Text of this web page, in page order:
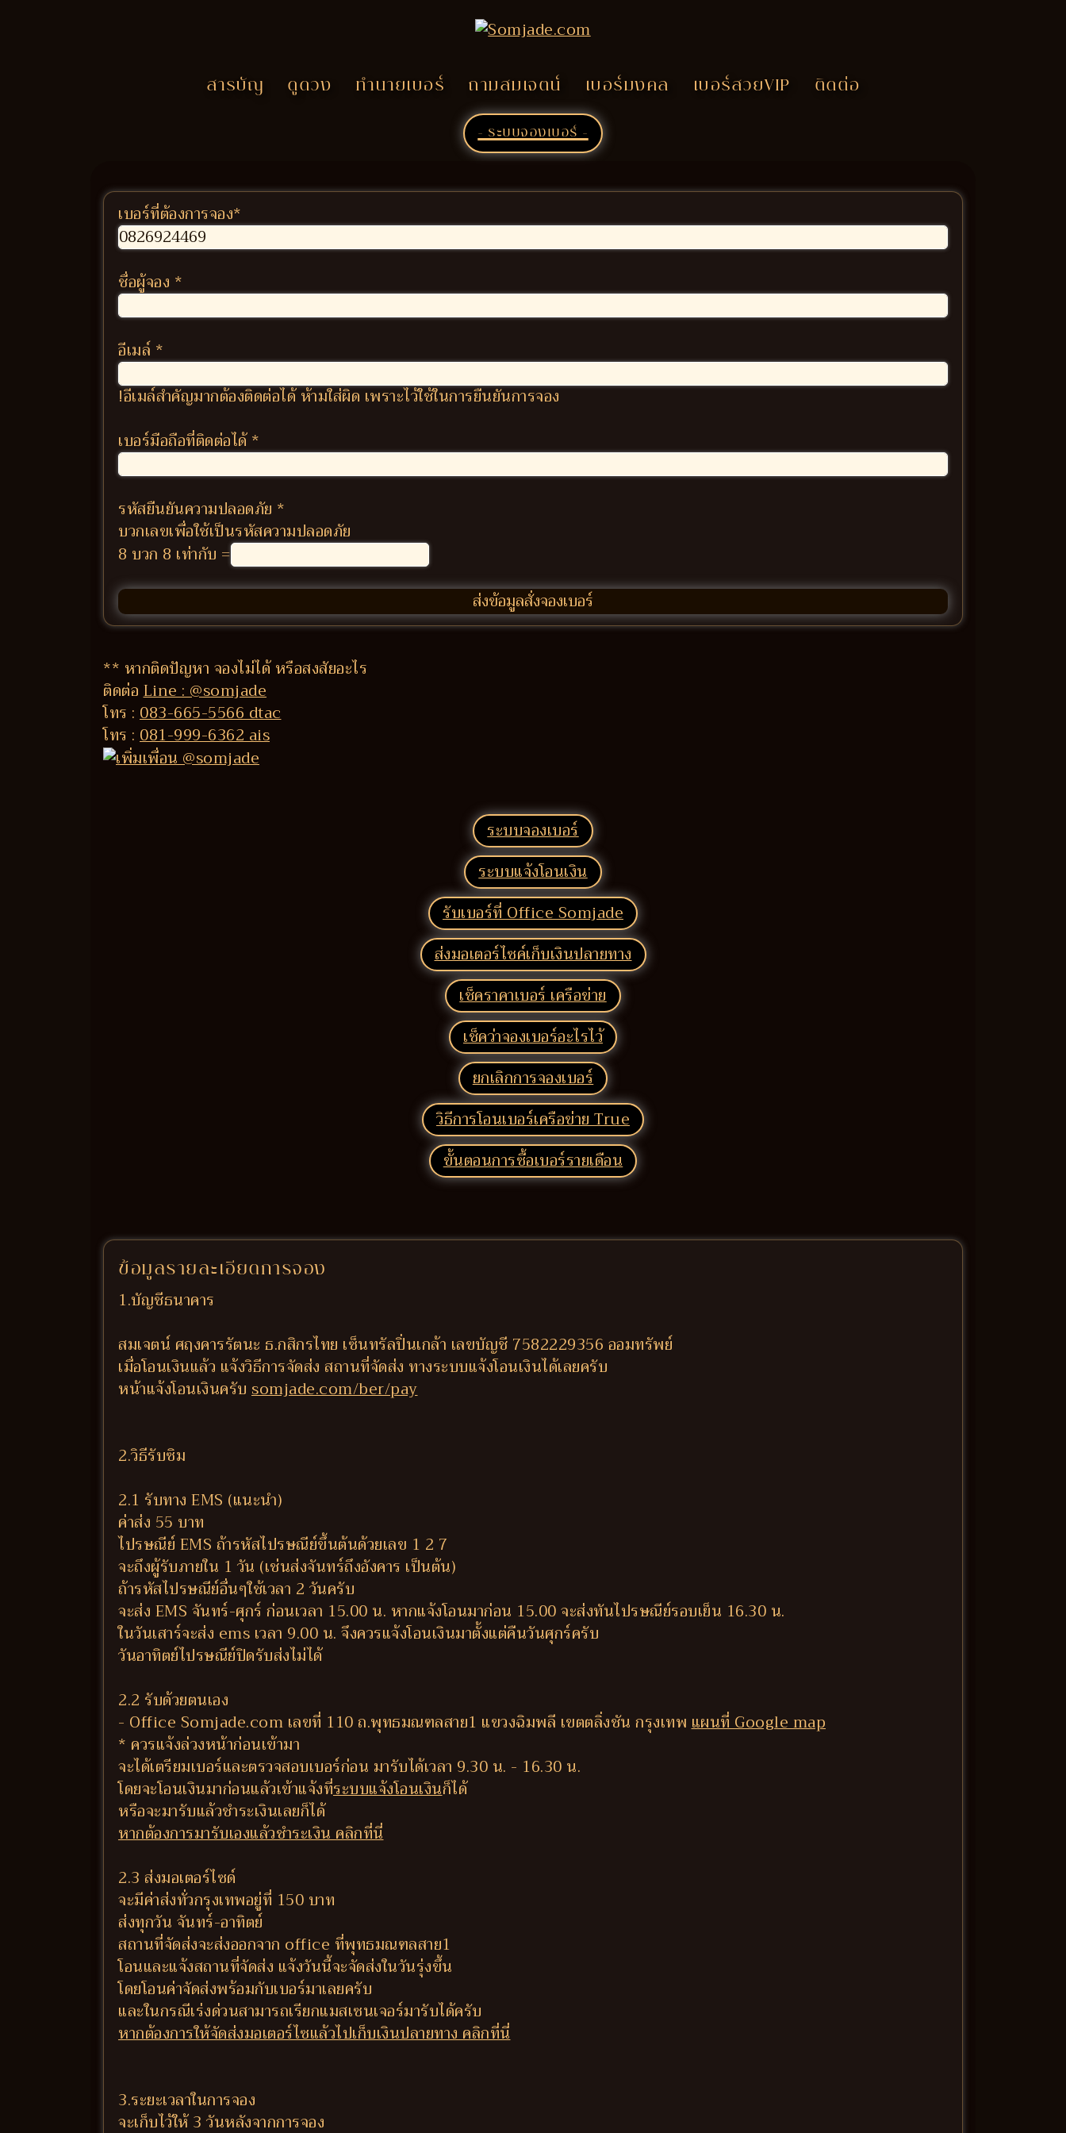
สารบัญ ดูดวง ทำนายเบอร์ ถามสมเจตน์ เบอร์มงคล เบอร์สวยVIP ติดต่อ
- ระบบจองเบอร์ -
เบอร์ที่ต้องการจอง*
ชื่อผู้จอง *
อีเมล์ *
!อีเมล์สำคัญมากต้องติดต่อได้ ห้ามใส่ผิด เพราะไว้ใช้ในการยืนยันการจอง
เบอร์มือถือที่ติดต่อได้*
รหัสยืนยันความปลอดภัย *
บวกเลขเพื่อใช้เป็นรหัสความปลอดภัย
8 บวก 8 เท่ากับ =
** หากติดปัญหา จองไม่ได้ หรือสงสัยอะไร
ติดต่อLine : @somjade
โทร : 083-665-5566 dtac
โทร : 081-999-6362 ais
ระบบจองเบอร์
ระบบแจ้งโอนเงิน
รับเบอร์ที่ Office Somjade
ส่งมอเตอร์ไซค์เก็บเงินปลายทาง
เช็คราคาเบอร์ เครือข่าย
เช็คว่าจองเบอร์อะไรไว้
ยกเลิกการจองเบอร์
วิธีการโอนเบอร์เครือข่าย True
ขั้นตอนการซื้อเบอร์รายเดือน
ข้อมูลรายละเอียดการจอง
1.บัญชีธนาคาร
สมเจตน์ ศฤงคารรัตนะ ธ.กสิกรไทย เซ็นทรัลปิ่นเกล้า เลขบัญชี 7582229356 ออมทรัพย์
เมื่อโอนเงินแล้ว แจ้งวิธีการจัดส่ง สถานที่จัดส่ง ทางระบบแจ้งโอนเงินได้เลยครับ
หน้าแจ้งโอนเงินครับ somjade.com/ber/pay
2.วิธีรับซิม
2.1 รับทาง EMS (แนะนำ)
ค่าส่ง 55 บาท
ไปรษณีย์ EMS ถ้ารหัสไปรษณีย์ขึ้นต้นด้วยเลข 1 2 7
จะถึงผู้รับภายใน 1 วัน (เช่นส่งจันทร์ถึงอังคาร เป็นต้น)
ถ้ารหัสไปรษณีย์อื่นๆใช้เวลา 2 วันครับ
จะส่ง EMS จันทร์-ศุกร์ ก่อนเวลา 15.00 น. หากแจ้งโอนมาก่อน 15.00 จะส่งทันไปรษณีย์รอบเย็น 16.30 น.
ในวันเสาร์จะส่ง ems เวลา 9.00 น. จึงควรแจ้งโอนเงินมาตั้งแต่คืนวันศุกร์ครับ
วันอาทิตย์ไปรษณีย์ปิดรับส่งไม่ได้
2.2 รับด้วยตนเอง
- Office Somjade.com เลขที่ 110 ถ.พุทธมณฑลสาย1 แขวงฉิมพลี เขตตลิ่งชัน กรุงเทพแผนที่ Google map
* ควรแจ้งล่วงหน้าก่อนเข้ามา
จะได้เตรียมเบอร์และตรวจสอบเบอร์ก่อน มารับได้เวลา 9.30 น. - 16.30 น.
โดยจะโอนเงินมาก่อนแล้วเข้าแจ้งที่ระบบแจ้งโอนเงินก็ได้
หรือจะมารับแล้วชำระเงินเลยก็ได้
หากต้องการมารับเองแล้วชำระเงิน คลิกที่นี่
2.3 ส่งมอเตอร์ไซด์
จะมีค่าส่งทั่วกรุงเทพอยู่ที่ 150 บาท
ส่งทุกวัน จันทร์-อาทิตย์
สถานที่จัดส่งจะส่งออกจาก office ที่พุทธมณฑลสาย1
โอนและแจ้งสถานที่จัดส่ง แจ้งวันนี้จะจัดส่งในวันรุ่งขึ้น
โดยโอนค่าจัดส่งพร้อมกับเบอร์มาเลยครับ
และในกรณีเร่งด่วนสามารถเรียกแมสเซนเจอร์มารับได้ครับ
หากต้องการให้จัดส่งมอเตอร์ไซแล้วไปเก็บเงินปลายทาง คลิกที่นี่
3.ระยะเวลาในการจอง
จะเก็บไว้ให้ 3 วันหลังจากการจอง